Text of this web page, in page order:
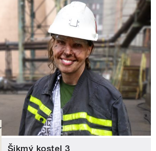
Šikmý kostel 3